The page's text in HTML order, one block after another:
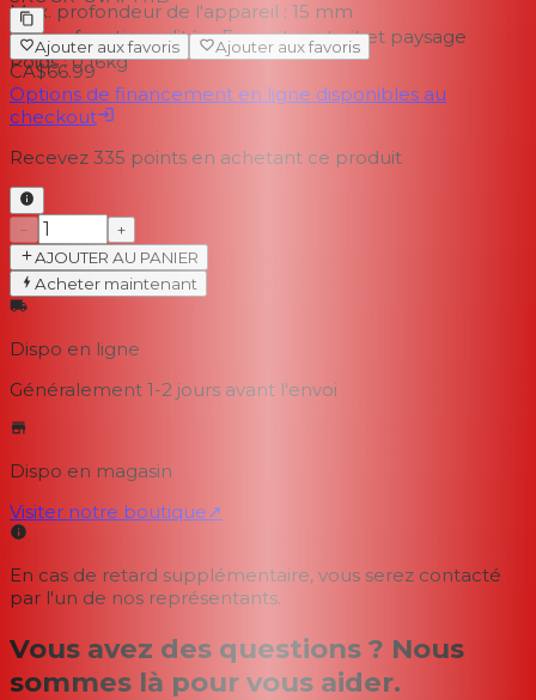
Max. profondeur de l'appareil : 15 mm
Autres fonctionnalités : Format portrait et paysage
Poids : 0,16kg
Ajouter aux favoris Ajouter aux favoris
CA$66.99
Options de financement en ligne disponibles au
checkout
Recevez 335 points en achetant ce produit
−
+
AJOUTER AU PANIER
Acheter maintenant
Dispo en ligne
Généralement 1-2 jours avant l'envoi
Dispo en magasin
Visiter notre boutique↗
En cas de retard supplémentaire, vous serez contacté
par l'un de nos représentants.
Vous avez des questions ? Nous
sommes là pour vous aider.